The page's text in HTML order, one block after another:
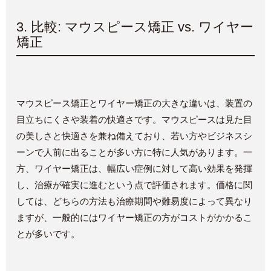
3. 比較: マウスピース矯正 vs. ワイヤー
矯正
マウスピース矯正とワイヤー矯正の大きな違いは、装置の
目立ちにくさや装着の快適さです。マウスピースは見た目
の美しさと快適さを兼ね備えており、若い方やビジネスシ
ーンで人前に出ることが多い方に特に人気があります。一
方、ワイヤー矯正は、幅広い症例に対して高い効果を発揮
し、治療が確実に進むという点で評価されます。価格に関
しては、どちらの方法も治療期間や難易度によって異なり
ますが、一般的にはワイヤー矯正の方がコストがかかるこ
とが多いです。